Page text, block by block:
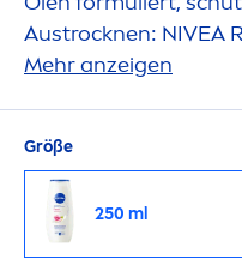
Austrocknen: NIVEA
Pflegedusche.
Mehr anzeigen
Größe
250 ml